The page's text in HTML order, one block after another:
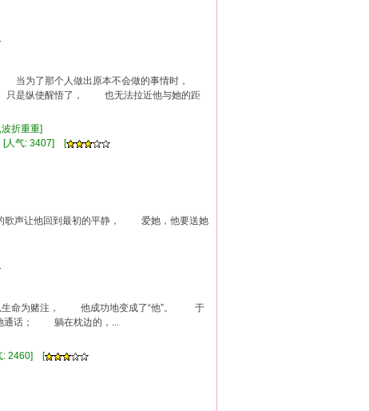
了那个人做出原本不会做的事情时，
纵使醒悟了， 也无法拉近他与她的距
波折重重]
[人气: 3407] [
让他回到最初的平静， 爱她，他要送她
命为赌注， 他成功地变成了“他”。 于
通话； 躺在枕边的，...
: 2460] [